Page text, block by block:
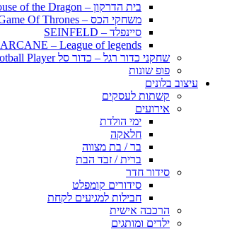
בית הדרקון – House of the Dragon
משחקי הכס – Game Of Thrones
סיינפלד – SEINFELD
ARCANE – League of legends
שחקני כדור רגל – כדור סל NBA / Football Player
פופ שונות
עיצוב בלונים
קשתות לעסקים
אירועים
ימי הולדת
חלאקה
בר / בת מצווה
ברית / זבד הבת
סידור חדר
סידורים קומפלט
חבילות למגיעים לקחת
הרכבה אישית
ילדים ומותגים